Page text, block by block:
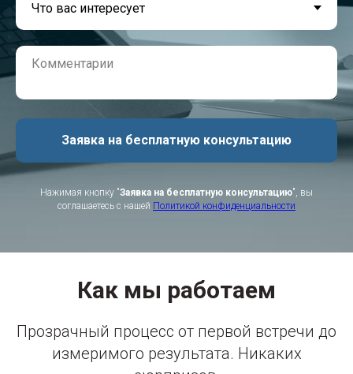
Заявка на бесплатную консультацию
Нажимая кнопку "Заявка на бесплатную консультацию", вы
соглашаетесь с нашей Политикой конфиденциальности
Как мы работаем
Прозрачный процесс от первой встречи до
измеримого результата. Никаких